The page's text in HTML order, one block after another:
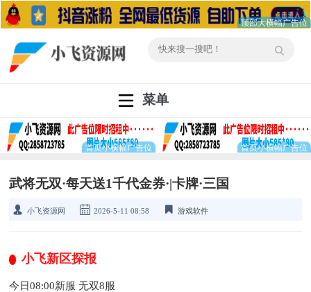
菜单
武将无双·每天送1千代金券·|卡牌·三国
小飞资源网 2026-5-11 08:58 游戏软件
小飞新区探报
今日08:00新服 无双8服